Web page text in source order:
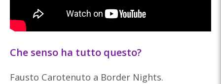
Che senso ha tutto questo?
Fausto Carotenuto a Border Nights.